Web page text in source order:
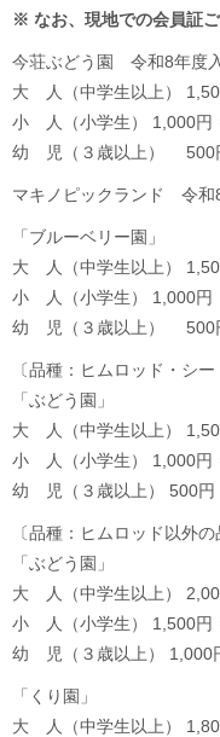
※ なお、現地での会員証
今荘ぶどう園 令和8年度
大 人（中学生以上）
小 人（小学生） 1,000円
幼 児（３歳以上）
マキノピックランド 令和
「ブルーベリー園」
大 人（中学生以上）
小 人（小学生） 1,000
幼 児（３歳以上）
〔品種：ヒムロッド・シー
「ぶどう園」
大 人（中学生以上）
小 人（小学生） 1,000円
幼 児（３歳以上） 500
〔品種：ヒムロッド
「ぶどう園」
大 人（中学生以上）
小 人（小学生） 1,500円
幼 児（３歳以上） 1,000
「くり園」
大 人（中学生以上）